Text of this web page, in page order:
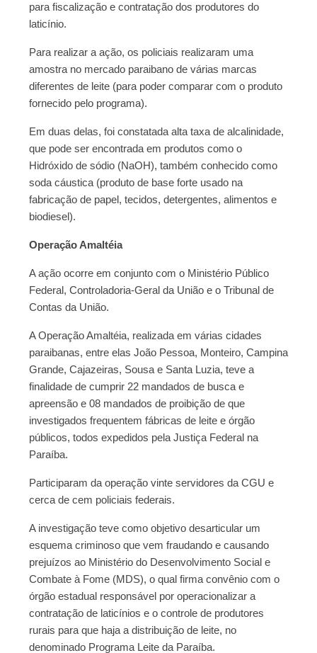
para fiscalização e contratação dos produtores do
laticínio.
Para realizar a ação, os policiais realizaram uma
amostra no mercado paraibano de várias marcas
diferentes de leite (para poder comparar com o produto
fornecido pelo programa).
Em duas delas, foi constatada alta taxa de alcalinidade,
que pode ser encontrada em produtos como o
Hidróxido de sódio (NaOH), também conhecido como
soda cáustica (produto de base forte usado na
fabricação de papel, tecidos, detergentes, alimentos e
biodiesel).
Operação Amaltéia
A ação ocorre em conjunto com o Ministério Público
Federal, Controladoria-Geral da União e o Tribunal de
Contas da União.
A Operação Amaltéia, realizada em várias cidades
paraibanas, entre elas João Pessoa, Monteiro, Campina
Grande, Cajazeiras, Sousa e Santa Luzia, teve a
finalidade de cumprir 22 mandados de busca e
apreensão e 08 mandados de proibição de que
investigados frequentem fábricas de leite e órgão
públicos, todos expedidos pela Justiça Federal na
Paraíba.
Participaram da operação vinte servidores da CGU e
cerca de cem policiais federais.
A investigação teve como objetivo desarticular um
esquema criminoso que vem fraudando e causando
prejuízos ao Ministério do Desenvolvimento Social e
Combate à Fome (MDS), o qual firma convênio com o
órgão estadual responsável por operacionalizar a
contratação de laticínios e o controle de produtores
rurais para que haja a distribuição de leite, no
denominado Programa Leite da Paraíba.